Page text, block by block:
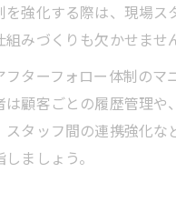
強化する際は、現場ス
みづくりも欠かせませ
フターフォロー体制のマ
は顧客ごとの履歴管理や
スタッフ間の連携強化な
ましょう。